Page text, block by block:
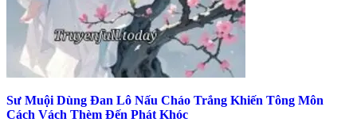
Sư Muội Dùng Đan Lô Nấu Cháo Trắng Khiến Tông Môn
Cách Vách Thèm Đến Phát Khóc